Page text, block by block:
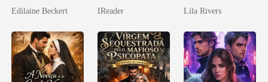
Edilaine Beckert
relâmpago com
IReader Lila Rivers